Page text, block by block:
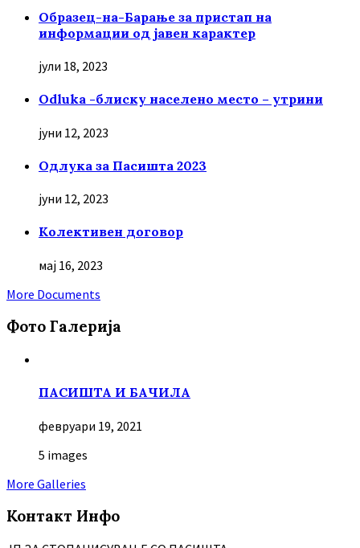
Образец-на-Барање за пристап на
информации од јавен карактер
јули 18, 2023
Odluka -блиску населено место – утрини
јуни 12, 2023
Oдлука за Пасишта 2023
јуни 12, 2023
Колективен договор
мај 16, 2023
More Documents
Фото Галерија
ПАСИШТА И БАЧИЛА
февруари 19, 2021
5 images
More Galleries
Контакт Инфо